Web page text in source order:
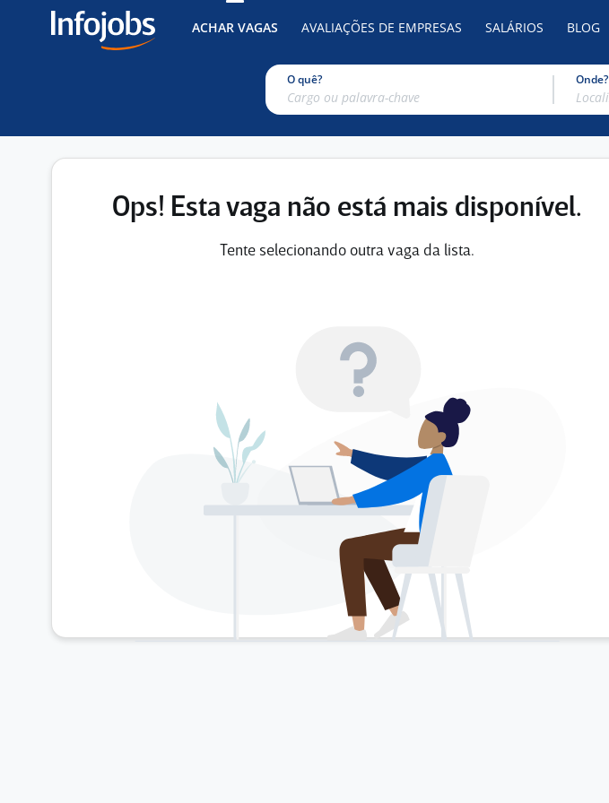
ACHAR VAGAS AVALIAÇÕES DE EMPRESAS SALÁRIOS BLOG
O quê? Onde?
Ops! Esta vaga não está mais disponível.
Tente selecionando outra vaga da lista.